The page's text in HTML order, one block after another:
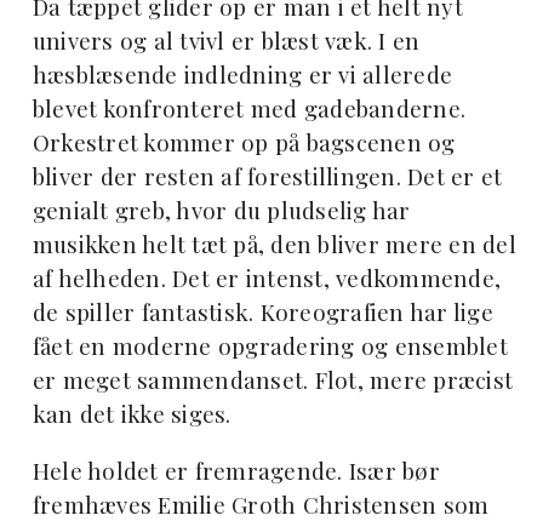
Da tæppet glider op er man i et helt nyt
univers og al tvivl er blæst væk. I en
hæsblæsende indledning er vi allerede
blevet konfronteret med gadebanderne.
Orkestret kommer op på bagscenen og
bliver der resten af forestillingen. Det er et
genialt greb, hvor du pludselig har
musikken helt tæt på, den bliver mere en del
af helheden. Det er intenst, vedkommende,
de spiller fantastisk. Koreografien har lige
fået en moderne opgradering og ensemblet
er meget sammendanset. Flot, mere præcist
kan det ikke siges.
Hele holdet er fremragende. Især bør
fremhæves Emilie Groth Christensen som